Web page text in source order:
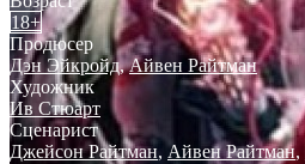
18+
Продюсер
Дэн Эйкройд,Айвен Райтман
Художник
Ив Стюарт
Сценарист
Джейсон Райтман, Айвен Райтман,